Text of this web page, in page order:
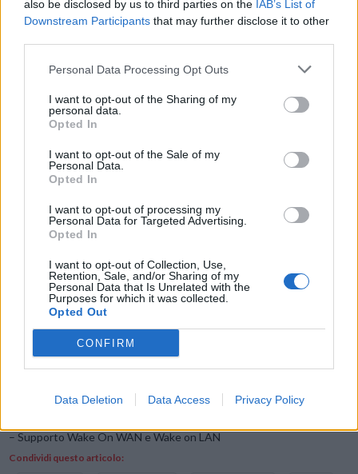
also be disclosed by us to third parties on the IAB’s List of
Downstream Participants that may further disclose it to other
Personal Data Processing Opt Outs
I want to opt-out of the Sharing of my
personal data.
Opted In
I want to opt-out of the Sale of my
Personal Data.
Opted In
I want to opt-out of processing my
Personal Data for Targeted Advertising.
Opted In
I want to opt-out of Collection, Use,
Retention, Sale, and/or Sharing of my
Personal Data that Is Unrelated with the
Purposes for which it was collected.
Opted Out
CONFIRM
Data Deletion Data Access Privacy Policy
NAS.
I nuovi Drivestor 2 Pro (AS3302T) e 4 Pro (AS3304T) saranno
disponibili in Italia nella prima metà di luglio con prezzi al pubblico
rispettivamente di 269 Euro e 379 Euro IVA compresa.
Principali caratteristiche tecniche
– CPU: Realtek RTD1296 Quad-Core 1.4 GHz CPU
– RAM: 2GB DDR4
HDD/SSD–Drivestor 4 Pro)
– 1 porta Ethernet 2.5 Gigabit (2.5G/1G/100M speed)
scrittura di 279 MB/s (RAID 5)
– 1 porta USB 3.2 Gen 1 sul lato e 2x porte USB 3.2 Gen 1 sul retro
– Capacità massima Drivestor 2 Pro 36TB / Drivestor 4 Pro 72TB
– Supporto hot-swap e possibilità di montaggio degli HDD senza
attrezzi
– Supporto migrazione del sistema senza interruzioni
– Supporto Wake On WAN e Wake on LAN
Condividi questo articolo: